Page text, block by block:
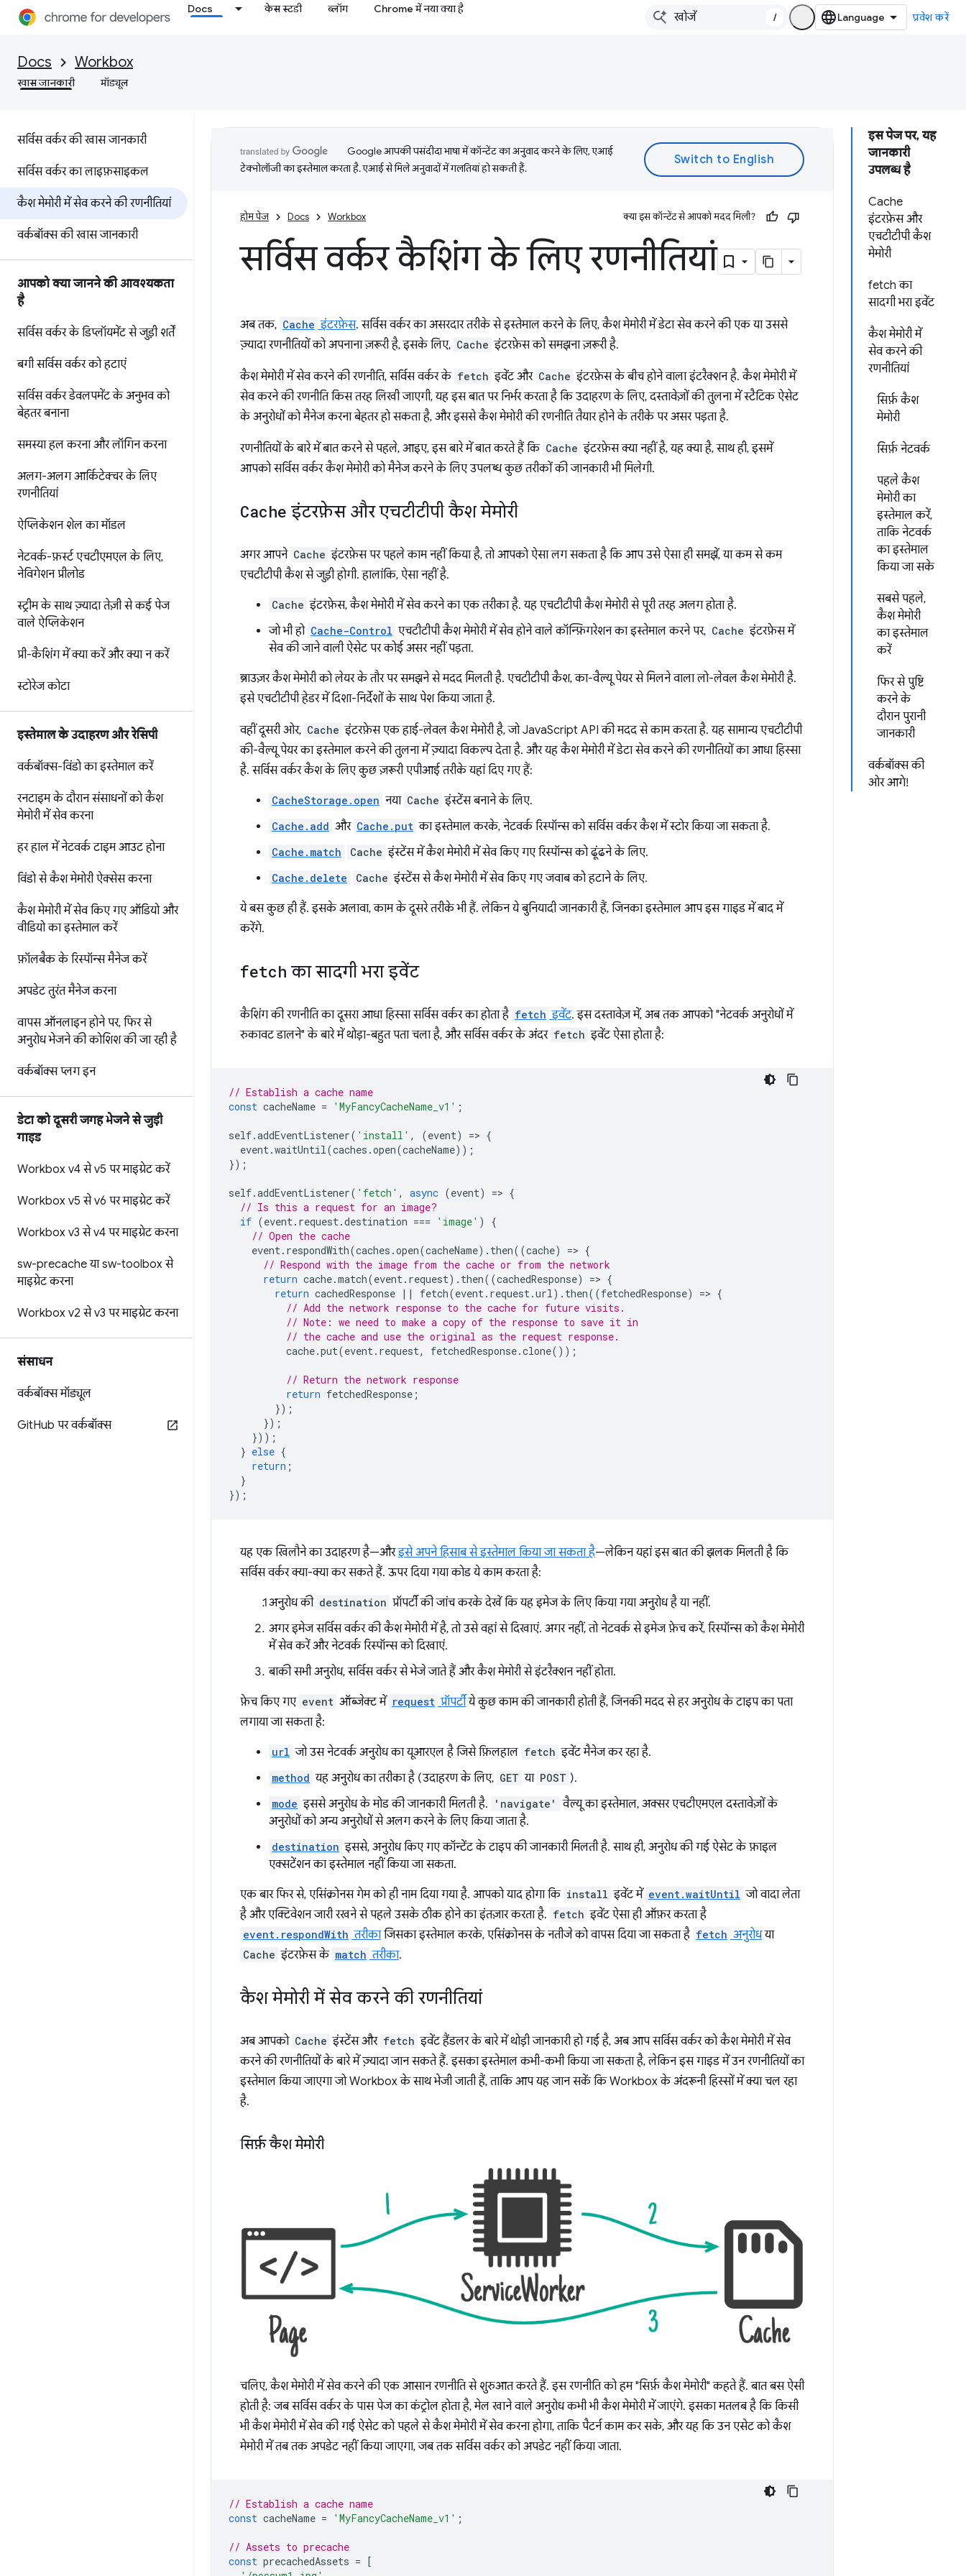
Docs केस स्टडी ब्लॉग Chrome में नया क्या है
/ प्रवेश करें
Docs Workbox
खास जानकारी मॉड्यूल
सर्विस वर्कर की खास जानकारी
सर्विस वर्कर का लाइफ़साइकल
कैश मेमोरी में सेव करने की रणनीतियां
वर्कबॉक्स की खास जानकारी
आपको क्या जानने की आवश्यकता
है
सर्विस वर्कर के डिप्लॉयमेंट से जुड़ी शर्तें
बगी सर्विस वर्कर को हटाएं
सर्विस वर्कर डेवलपमेंट के अनुभव को
बेहतर बनाना
समस्या हल करना और लॉगिन करना
अलग-अलग आर्किटेक्चर के लिए
रणनीतियां
ऐप्लिकेशन शेल का मॉडल
नेटवर्क-फ़र्स्ट एचटीएमएल के लिए,
नेविगेशन प्रीलोड
स्ट्रीम के साथ ज़्यादा तेज़ी से कई पेज
वाले ऐप्लिकेशन
प्री-कैशिंग में क्या करें और क्या न करें
स्टोरेज कोटा
इस्तेमाल के उदाहरण और रेसिपी
वर्कबॉक्स-विंडो का इस्तेमाल करें
रनटाइम के दौरान संसाधनों को कैश
मेमोरी में सेव करना
हर हाल में नेटवर्क टाइम आउट होना
विंडो से कैश मेमोरी ऐक्सेस करना
कैश मेमोरी में सेव किए गए ऑडियो और
वीडियो का इस्तेमाल करें
फ़ॉलबैक के रिस्पॉन्स मैनेज करें
अपडेट तुरंत मैनेज करना
वापस ऑनलाइन होने पर, फिर से
अनुरोध भेजने की कोशिश की जा रही है
वर्कबॉक्स प्लग इन
डेटा को दूसरी जगह भेजने से जुड़ी
गाइड
Workbox v4 से v5 पर माइग्रेट करें
Workbox v5 से v6 पर माइग्रेट करें
Workbox v3 से v4 पर माइग्रेट करना
sw-precache या sw-toolbox से
माइग्रेट करना
Workbox v2 से v3 पर माइग्रेट करना
संसाधन
वर्कबॉक्स मॉड्यूल
GitHub पर वर्कबॉक्स
इस पेज पर, यह
जानकारी
उपलब्ध है
Cache
इंटरफ़ेस और
एचटीटीपी कैश
मेमोरी
fetch का
सादगी भरा इवेंट
कैश मेमोरी में
सेव करने की
रणनीतियां
सिर्फ़ कैश
मेमोरी
सिर्फ़ नेटवर्क
पहले कैश
मेमोरी का
इस्तेमाल करें,
ताकि नेटवर्क
का इस्तेमाल
किया जा सके
सबसे पहले,
कैश मेमोरी
का इस्तेमाल
करें
फिर से पुष्टि
करने के
दौरान पुरानी
जानकारी
वर्कबॉक्स की
ओर आगे!
Google आपकी पसंदीदा भाषा में कॉन्टेंट का अनुवाद करने के लिए, एआई
टेक्नोलॉजी का इस्तेमाल करता है. एआई से मिले अनुवादों में गलतियां हो सकती हैं.
होम पेज Docs Workbox क्या इस कॉन्टेंट से आपको मदद मिली?
सर्विस वर्कर कैशिंग के लिए रणनीतियां
अब तक, Cache इंटरफ़ेस. सर्विस वर्कर का असरदार तरीके से इस्तेमाल करने के लिए, कैश मेमोरी में डेटा सेव करने की एक या उससे
ज़्यादा रणनीतियों को अपनाना ज़रूरी है, इसके लिए, Cache इंटरफ़ेस को समझना ज़रूरी है.
कैश मेमोरी में सेव करने की रणनीति, सर्विस वर्कर के fetch इवेंट और Cache इंटरफ़ेस के बीच होने वाला इंटरैक्शन है. कैश मेमोरी में
सेव करने की रणनीति किस तरह लिखी जाएगी, यह इस बात पर निर्भर करता है कि उदाहरण के लिए, दस्तावेज़ों की तुलना में स्टैटिक ऐसेट
के अनुरोधों को मैनेज करना बेहतर हो सकता है, और इससे कैश मेमोरी की रणनीति तैयार होने के तरीके पर असर पड़ता है.
रणनीतियों के बारे में बात करने से पहले, आइए, इस बारे में बात करते हैं कि Cache इंटरफ़ेस क्या नहीं है, यह क्या है, साथ ही, इसमें
आपको सर्विस वर्कर कैश मेमोरी को मैनेज करने के लिए उपलब्ध कुछ तरीकों की जानकारी भी मिलेगी.
Cache इंटरफ़ेस और एचटीटीपी कैश मेमोरी
अगर आपने Cache इंटरफ़ेस पर पहले काम नहीं किया है, तो आपको ऐसा लग सकता है कि आप उसे ऐसा ही समझें, या कम से कम
एचटीटीपी कैश से जुड़ी होगी. हालांकि, ऐसा नहीं है.
Cache इंटरफ़ेस, कैश मेमोरी में सेव करने का एक तरीका है. यह एचटीटीपी कैश मेमोरी से पूरी तरह अलग होता है.
जो भी हो Cache-Control एचटीटीपी कैश मेमोरी में सेव होने वाले कॉन्फ़िगरेशन का इस्तेमाल करने पर, Cache इंटरफ़ेस में
सेव की जाने वाली ऐसेट पर कोई असर नहीं पड़ता.
ब्राउज़र कैश मेमोरी को लेयर के तौर पर समझने से मदद मिलती है. एचटीटीपी कैश, का-वैल्यू पेयर से मिलने वाला लो-लेवल कैश मेमोरी है.
इसे एचटीटीपी हेडर में दिशा-निर्देशों के साथ पेश किया जाता है.
वहीं दूसरी ओर, Cache इंटरफ़ेस एक हाई-लेवल कैश मेमोरी है, जो JavaScript API की मदद से काम करता है. यह सामान्य एचटीटीपी
की-वैल्यू पेयर का इस्तेमाल करने की तुलना में ज़्यादा विकल्प देता है. और यह कैश मेमोरी में डेटा सेव करने की रणनीतियों का आधा हिस्सा
है. सर्विस वर्कर कैश के लिए कुछ ज़रूरी एपीआई तरीके यहां दिए गए हैं:
CacheStorage.open नया Cache इंस्टेंस बनाने के लिए.
Cache.add और Cache.put का इस्तेमाल करके, नेटवर्क रिस्पॉन्स को सर्विस वर्कर कैश में स्टोर किया जा सकता है.
Cache.match Cache इंस्टेंस में कैश मेमोरी में सेव किए गए रिस्पॉन्स को ढूंढने के लिए.
Cache.delete Cache इंस्टेंस से कैश मेमोरी में सेव किए गए जवाब को हटाने के लिए.
ये बस कुछ ही हैं. इसके अलावा, काम के दूसरे तरीके भी हैं. लेकिन ये बुनियादी जानकारी हैं, जिनका इस्तेमाल आप इस गाइड में बाद में
करेंगे.
fetch का सादगी भरा इवेंट
कैशिंग की रणनीति का दूसरा आधा हिस्सा सर्विस वर्कर का होता है fetch इवेंट. इस दस्तावेज़ में, अब तक आपको "नेटवर्क अनुरोधों में
रुकावट डालने" के बारे में थोड़ा-बहुत पता चला है, और सर्विस वर्कर के अंदर fetch इवेंट ऐसा होता है:
// Establish a cache name
const cacheName = 'MyFancyCacheName_v1' ;
self.addEventListener( 'install' , (event) => {
event.waitUntil(caches .open(cacheName));
});
self.addEventListener( 'fetch' , async (event) => {
// Is this a request for an image?
if (event. request.destination === 'image' )
{
// Open the cache
event. respondWith(caches .open(cacheName). then((cache) => {
// Respond with the image from the cache or from the network
return cache.match(event. request). then((cachedResponse) => {
return cachedResponse || fetch(event. request.url). then((fetchedResponse) => {
// Add the network response to the cache for future visits.
// Note: we need to make a copy of the response to save it in
// the cache and use the original as the request response.
cache.put(event. request, fetchedResponse.clone());
// Return the network response
return fetchedResponse ;
});
});
}));
} else {
return ;
}
});
यह एक खिलौने का उदाहरण है—औरइसे अपने हिसाब से इस्तेमाल किया जा सकता है—लेकिन यहां इस बात की झलक मिलती है कि
सर्विस वर्कर क्या-क्या कर सकते हैं. ऊपर दिया गया कोड ये काम करता है:
अनुरोध की destination प्रॉपर्टी की जांच करके देखें कि यह इमेज के लिए किया गया अनुरोध है या नहीं.
अगर इमेज सर्विस वर्कर की कैश मेमोरी में है, तो उसे वहां से दिखाएं. अगर नहीं, तो नेटवर्क से इमेज फ़ेच करें, रिस्पॉन्स को कैश मेमोरी
में सेव करें और नेटवर्क रिस्पॉन्स को दिखाएं.
बाकी सभी अनुरोध, सर्विस वर्कर से भेजे जाते हैं और कैश मेमोरी से इंटरैक्शन नहीं होता.
फ़ेच किए गए event ऑब्जेक्ट में request प्रॉपर्टीये कुछ काम की जानकारी होती हैं, जिनकी मदद से हर अनुरोध के टाइप का पता
लगाया जा सकता है:
url जो उस नेटवर्क अनुरोध का यूआरएल है जिसे फ़िलहाल fetch इवेंट मैनेज कर रहा है.
method यह अनुरोध का तरीका है (उदाहरण के लिए, GET या POST ).
mode इससे अनुरोध के मोड की जानकारी मिलती है. 'navigate' वैल्यू का इस्तेमाल, अक्सर एचटीएमएल दस्तावेज़ों के
अनुरोधों को अन्य अनुरोधों से अलग करने के लिए किया जाता है.
destination इससे, अनुरोध किए गए कॉन्टेंट के टाइप की जानकारी मिलती है. साथ ही, अनुरोध की गई ऐसेट के फ़ाइल
एक्सटेंशन का इस्तेमाल नहीं किया जा सकता.
एक बार फिर से, एसिंक्रोनस गेम को ही नाम दिया गया है. आपको याद होगा कि install इवेंट में event.waitUntil जो वादा लेता
है और एक्टिवेशन जारी रखने से पहले उसके ठीक होने का इंतज़ार करता है. fetch इवेंट ऐसा ही ऑफ़र करता है
event.respondWith तरीकाजिसका इस्तेमाल करके, एसिंक्रोनस के नतीजे को वापस दिया जा सकता है fetch अनुरोधया
Cache इंटरफ़ेस के match तरीका.
कैश मेमोरी में सेव करने की रणनीतियां
अब आपको Cache इंस्टेंस और fetch इवेंट हैंडलर के बारे में थोड़ी जानकारी हो गई है, अब आप सर्विस वर्कर को कैश मेमोरी में सेव
करने की रणनीतियों के बारे में ज़्यादा जान सकते हैं. इसका इस्तेमाल कभी-कभी किया जा सकता है, लेकिन इस गाइड में उन रणनीतियों का
इस्तेमाल किया जाएगा जो Workbox के साथ भेजी जाती हैं, ताकि आप यह जान सकें कि Workbox के अंदरूनी हिस्सों में क्या चल रहा
है.
सिर्फ़ कैश मेमोरी
चलिए, कैश मेमोरी में सेव करने की एक आसान रणनीति से शुरुआत करते हैं. इस रणनीति को हम "सिर्फ़ कैश मेमोरी" कहते हैं. बात बस ऐसी
होती है: जब सर्विस वर्कर के पास पेज का कंट्रोल होता है, मेल खाने वाले अनुरोध कभी भी कैश मेमोरी में जाएंगे. इसका मतलब है कि किसी
भी कैश मेमोरी में सेव की गई ऐसेट को पहले से कैश मेमोरी में सेव करना होगा, ताकि पैटर्न काम कर सके, और यह कि उन एसेट को कैश
मेमोरी में तब तक अपडेट नहीं किया जाएगा, जब तक सर्विस वर्कर को अपडेट नहीं किया जाता.
// Establish a cache name
const cacheName = 'MyFancyCacheName_v1' ;
// Assets to precache
const precachedAssets = [